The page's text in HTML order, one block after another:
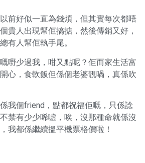
前好似一直為錢煩，但其實每次都唔
貴人出現幫佢搞掂，然後傳銷又好，
有人幫佢執手尾。
嘢少過我，咁又點呢？佢而家生活富
心，食軟飯但係個老婆靚喎，真係吹
我個friend，點都祝福佢嘅，只係諗
禁有少少唏噓，唉，沒那種命就係沒
我都係繼續搵平機票格價啦！